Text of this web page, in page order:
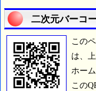
二次元バーコ
この
は、
ホー
この